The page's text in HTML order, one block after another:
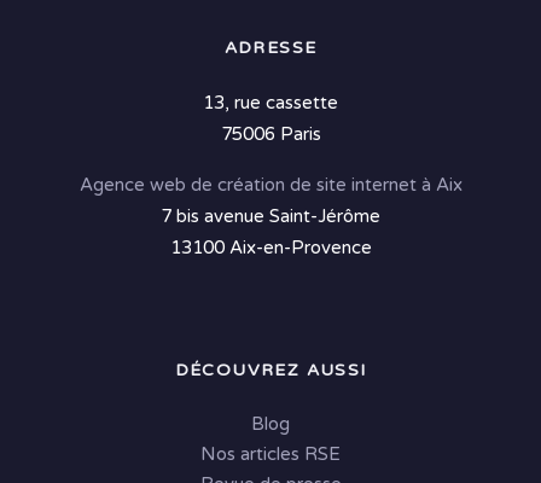
ADRESSE
13, rue cassette
75006 Paris
Agence web de création de site internet à Aix
7 bis avenue Saint-Jérôme
13100 Aix-en-Provence
DÉCOUVREZ AUSSI
Blog
Nos articles RSE